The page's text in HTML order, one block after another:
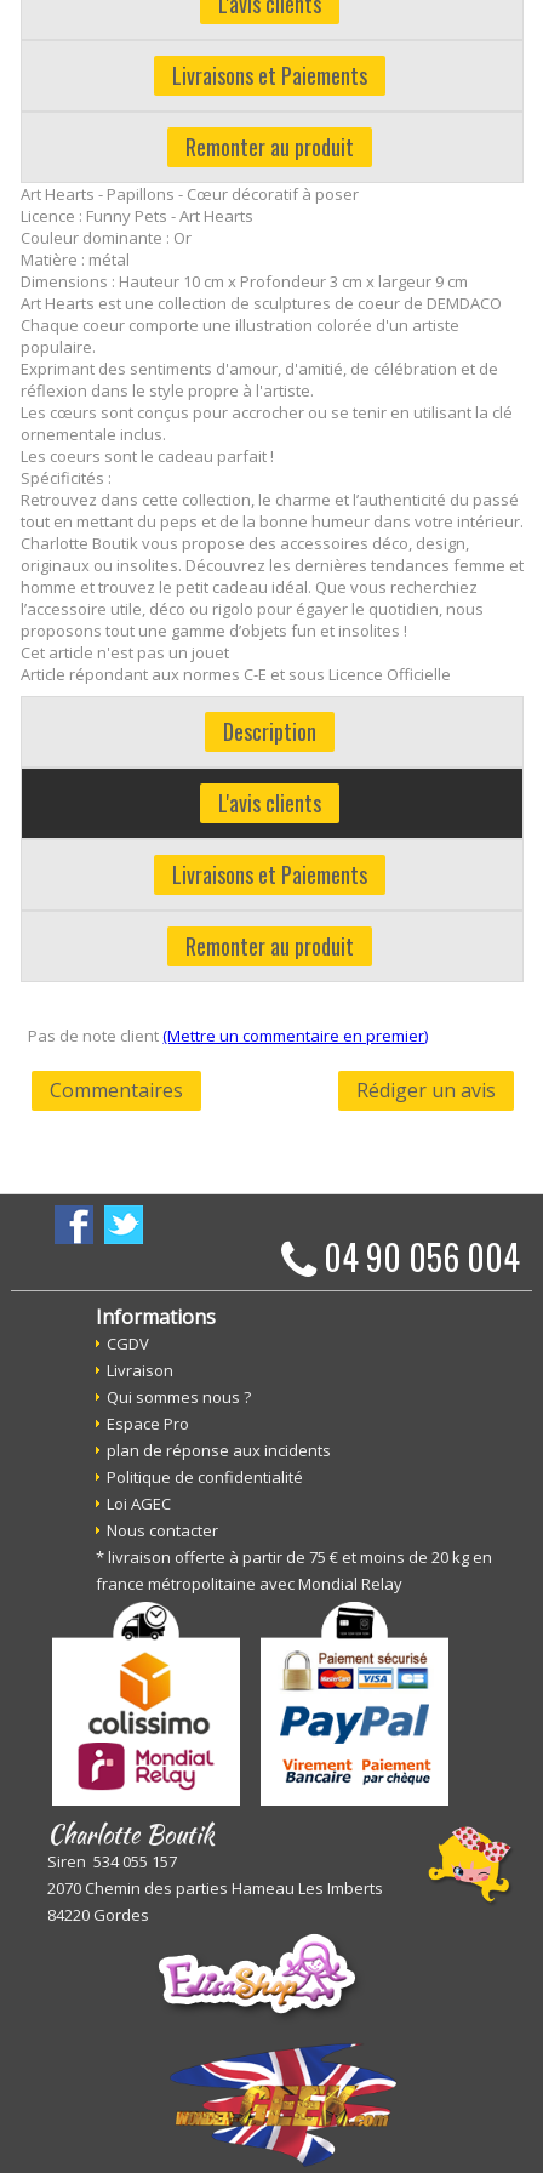
Livraisons et Paiements
Remonter au produit
Art Hearts - Papillons - Cœur décoratif à poser
Licence : Funny Pets - Art Hearts
Couleur dominante : Or
Matière : métal
Dimensions : Hauteur 10 cm x Profondeur 3 cm x largeur 9 cm
Art Hearts est une collection de sculptures de coeur de DEMDACO
Chaque coeur comporte une illustration colorée d'un artiste
populaire.
Exprimant des sentiments d'amour, d'amitié, de célébration et de
réflexion dans le style propre à l'artiste.
Les cœurs sont conçus pour accrocher ou se tenir en utilisant la clé
ornementale inclus.
Les coeurs sont le cadeau parfait !
Spécificités :
Retrouvez dans cette collection, le charme et l’authenticité du passé
tout en mettant du peps et de la bonne humeur dans votre intérieur.
Charlotte Boutik vous propose des accessoires déco, design,
originaux ou insolites. Découvrez les dernières tendances femme et
homme et trouvez le petit cadeau idéal. Que vous recherchiez
l’accessoire utile, déco ou rigolo pour égayer le quotidien, nous
proposons tout une gamme d’objets fun et insolites !
Cet article n'est pas un jouet
Article répondant aux normes C-E et sous Licence Officielle
Description
L'avis clients
Livraisons et Paiements
Remonter au produit
Pas de note client(Mettre un commentaire en premier)
Commentaires Rédiger un avis
04 90 056 004
Informations
CGDV
Livraison
Qui sommes nous ?
Espace Pro
plan de réponse aux incidents
Politique de confidentialité
Loi AGEC
Nous contacter
* livraison offerte à partir de 75 € et moins de 20 kg en
france métropolitaine avec Mondial Relay
Charlotte Boutik
Siren 534 055 157
2070 Chemin des parties Hameau Les Imberts
84220 Gordes